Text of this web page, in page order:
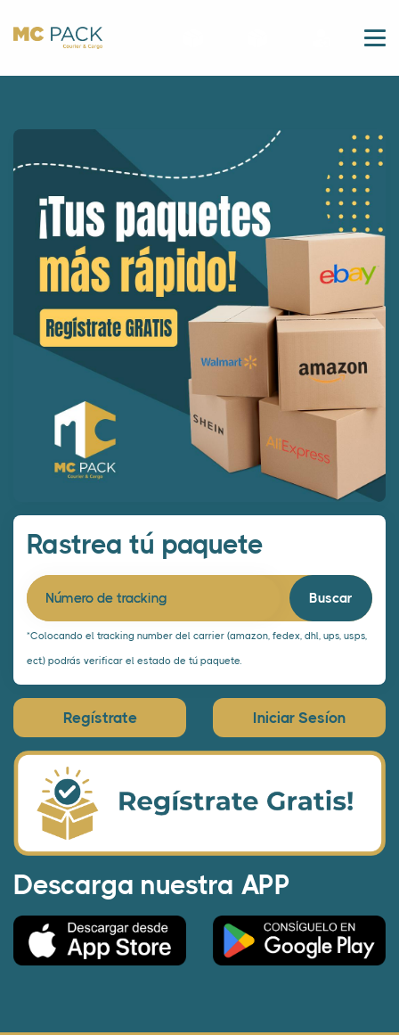
Rastrea tú paquete
Número de tracking
*Colocando el tracking number del carrier (amazon, fedex, dhl, ups, usps,
ect.) podrás verificar el estado de tú paquete.
Regístrate Iniciar Sesíon
Descarga nuestra APP